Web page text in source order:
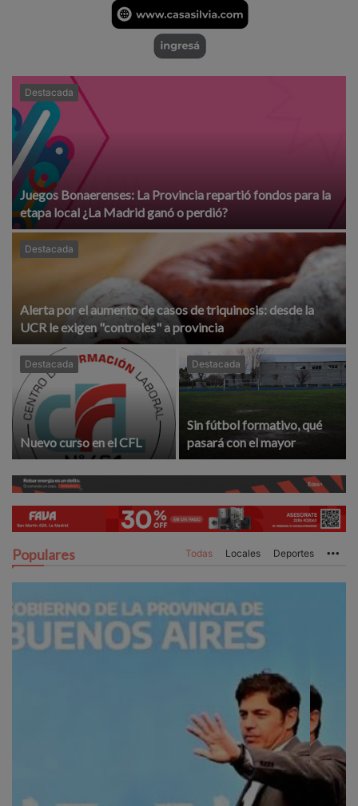
Destacada
Juegos Bonaerenses: La Provincia repartió fondos para la
etapa local ¿La Madrid ganó o perdió?
Destacada
Alerta por el aumento de casos de triquinosis: desde la
UCR le exigen "controles" a provincia
Destacada
Nuevo curso en el CFL
Destacada
Sin fútbol formativo, qué
pasará con el mayor
Populares Todas Locales Deportes